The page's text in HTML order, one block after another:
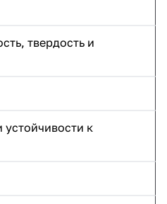
твердость и
устойчивости к